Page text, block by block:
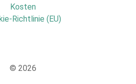
Kosten
Richtlinie (EU)
© 2026